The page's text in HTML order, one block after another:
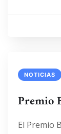
NOTICIAS
Premio
El Premio